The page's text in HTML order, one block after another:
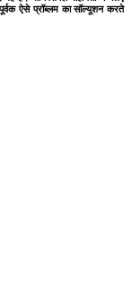
ऐसे प्रॉब्लम का सॉल्यूशन करते